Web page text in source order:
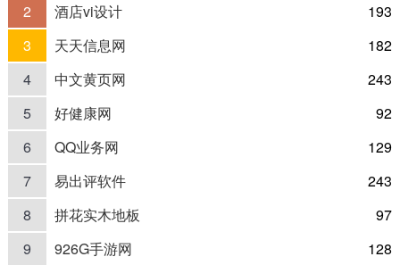
2
酒店vi设计
193
3
天天信息网
182
4
中文黄页网
243
5
好健康网
92
6
QQ业务网
129
7
易出评软件
243
8
拼花实木地板
97
9
926G手游网
128